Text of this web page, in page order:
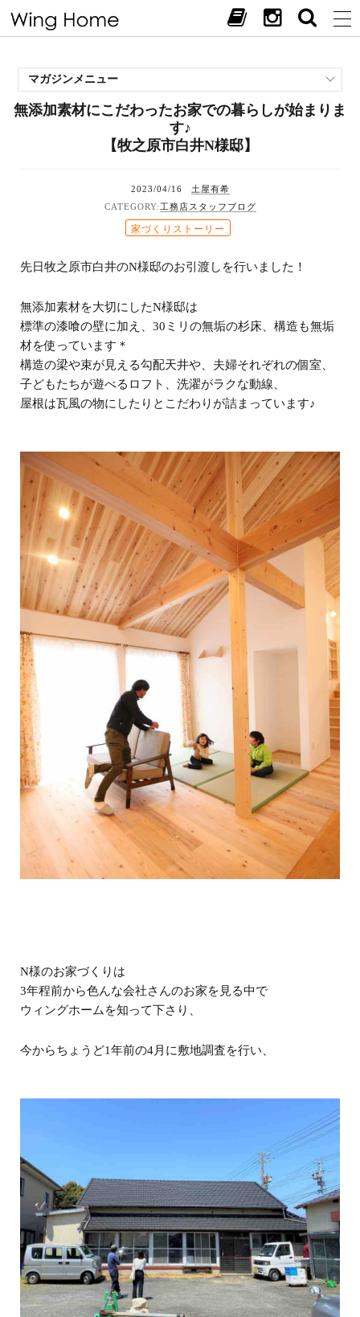
マガジンメニュー
施工事例
見学会・イベント
無添加素材にこだわったお家での暮らしが始まりま
す♪
【牧之原市白井N様邸】
2023/04/16
土屋有希
工務店スタッフブログ
家づくりストーリー
先日牧之原市白井のN様邸のお引渡しを行いました！
無添加素材を大切にしたN様邸は
標準の漆喰の壁に加え、30ミリの無垢の杉床、構造も無垢
材を使っています＊
構造の梁や束が見える勾配天井や、夫婦それぞれの個室、
子どもたちが遊べるロフト、洗濯がラクな動線、
屋根は瓦風の物にしたりとこだわりが詰まっています♪
N様のお家づくりは
3年程前から色んな会社さんのお家を見る中で
ウィングホームを知って下さり、
今からちょうど1年前の4月に敷地調査を行い、